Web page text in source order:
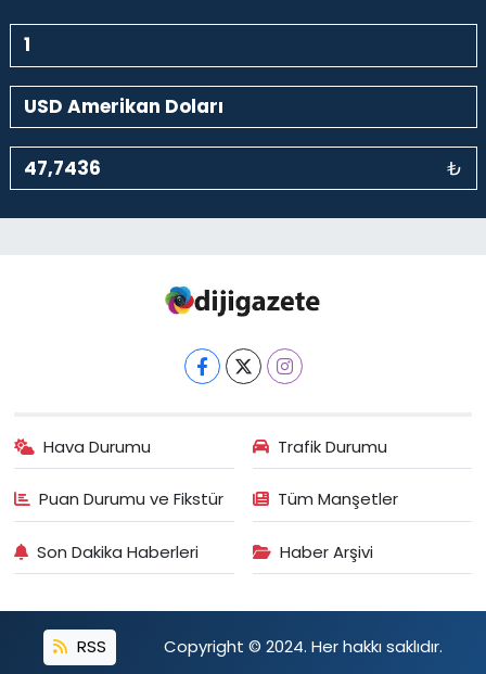
₺
Hava Durumu Trafik Durumu
Puan Durumu ve Fikstür Tüm Manşetler
Son Dakika Haberleri Haber Arşivi
RSS Copyright © 2024. Her hakkı saklıdır.